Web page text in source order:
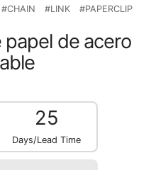
#CHAIN #LINK #PAPERCLIP
papel de acero
25
Days/Lead Time